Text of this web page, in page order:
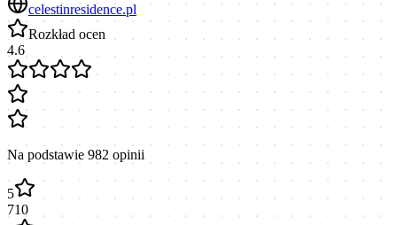
celestinresidence.pl
Rozkład ocen
4.6
Na podstawie 982 opinii
5
710